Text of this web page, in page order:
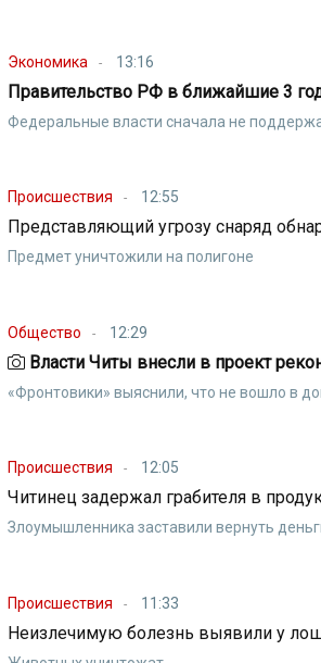
Экономика 13:16
Правительство РФ в ближайшие 3
Федеральные власти сначала не
Происшествия 12:55
Представляющий угрозу снаряд
Предмет уничтожили на полигоне
Общество 12:29
Власти Читы внесли в проект
«Фронтовики» выяснили, что не вошло в
Происшествия 12:05
Читинец задержал грабителя в
Злоумышленника заставили вернуть
Происшествия 11:33
Неизлечимую болезнь выявили у